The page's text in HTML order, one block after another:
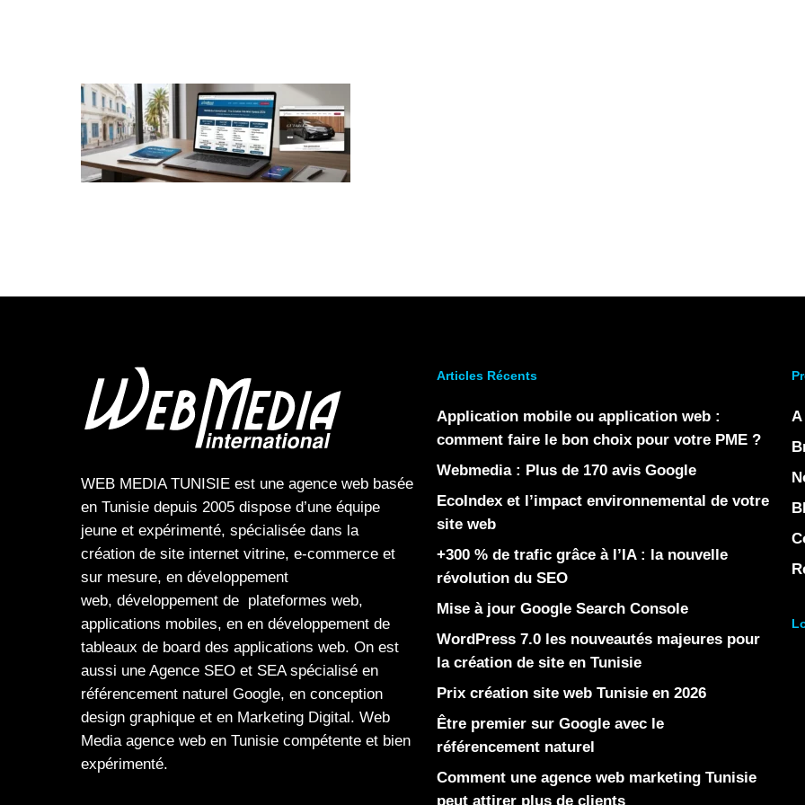
WEB MEDIA TUNISIE est une agence web basée
en Tunisie depuis 2005 dispose d’une équipe
jeune et expérimenté, spécialisée dans la
création de site internet vitrine, e-commerce et
sur mesure, en développement
web, développement de plateformes web,
applications mobiles, en en développement de
tableaux de board des applications web. On est
aussi une Agence SEO et SEAspécialisé en
référencement naturel Google, en conception
design graphique et en Marketing Digital. Web
Mediaagence web en Tunisie compétente et bien
expérimenté.
Articles Récents
Application mobile ou application web :
comment faire le bon choix pour votre PME ?
Webmedia : Plus de 170 avis Google
EcoIndex et l’impact environnemental de votre
site web
+300 % de trafic grâce à l’IA : la nouvelle
révolution du SEO
Mise à jour Google Search Console
WordPress 7.0 les nouveautés majeures pour
la création de site en Tunisie
Prix création site web Tunisie en 2026
Être premier sur Google avec le
référencement naturel
Comment une agence web marketing Tunisie
peut attirer plus de clients